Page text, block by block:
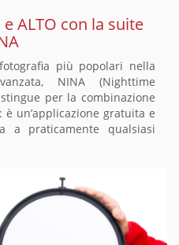
ALTO con la suite
più popolari nella
NINA (Nighttime
per la combinazione
un’applicazione gratuita e
a praticamente qualsiasi